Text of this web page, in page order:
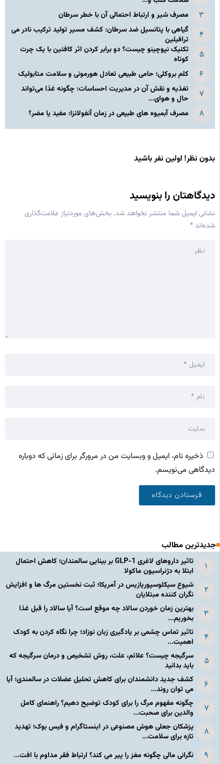
مصرف شیر و ارتباط احتمالی آن با خطر سرطان
گیاهی با پتانسیل ضد سرطان: کشف مسیر تولید ترکیب نادر می‌
ترافیلین
تکنیک نپوچینو چیست؟ دو برابر کردن اثر کافئین با یک چرت
کوتاه
کلم بروکلی؛ حامی طبیعی تعادل هورمونی و سلامت متابولیک
تغذیه و نقش آن در مدیریت احساسات: چگونه غذا می‌تواند
حال و هوای...
مصرف آبمیوه های طبیعی در زمان آنفولانزا: مفید یا مضر؟
بدون نظر! اولین نفر باشید
دیدگاهتان را بنویسید
نشانی ایمیل شما منتشر نخواهد شد. بخش‌های موردنیاز علامت‌گذاری
شده‌اند*
ذخیره نام، ایمیل و وبسایت من در مرورگر برای زمانی که دوباره
دیدگاهی می‌نویسم.
جدیدترین مطالب
تاثیر داروهای لاغری GLP-1 بر بینایی سالمندان؛ کاهش احتمال
ابتلا به دژنراسیون ماکولا
شیوع سیکلوسپوریازیس در آمریکا؛ ثبت نخستین مرگ ها و افزایش
نگران کننده مبتلایان
بهترین زمان خوردن سالاد چه موقع است؟ آیا سالاد را قبل غذا
بخوریم...
تاثیر تماس چشمی بر یادگیری زبان نوزاد؛ چرا نگاه کردن به کودک
اهمیت...
سرگیجه چیست؟ علائم، علت، روش تشخیص و درمان سرگیجه که
باید بدانید
کشف جدید دانشمندان برای کاهش تحلیل عضلات در سالمندی؛ آیا
می توان روند...
چگونه مفهوم مرگ را برای کودک توضیح دهیم؟ راهنمای کامل
والدین برای صحبت...
پزشکان جعلی هوش مصنوعی در اینستاگرام و فیس بوک؛ تهدید
تازه برای سلامت...
نگرانی مالی چگونه مغز را پیر می کند؟ ارتباط فقر مداوم با افت...